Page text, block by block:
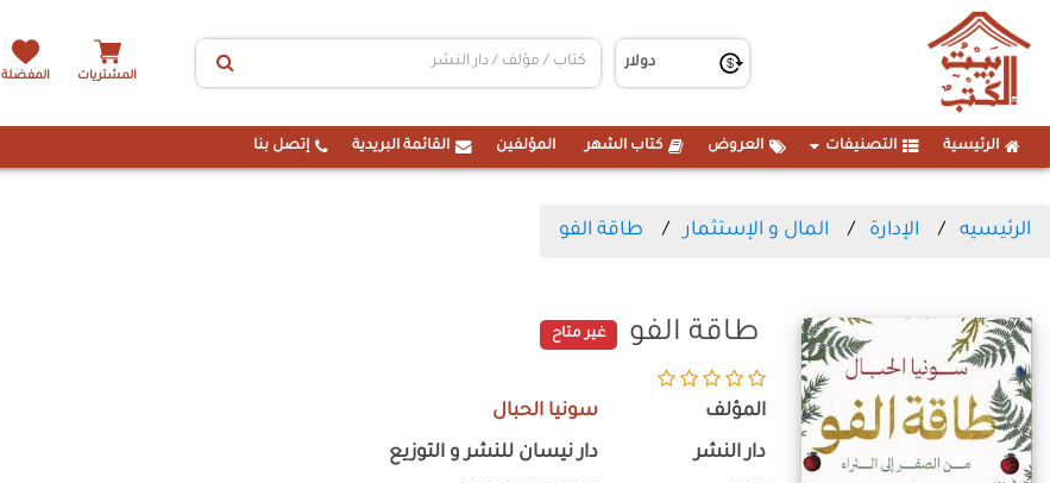
المشتريات المفضلة
الرئيسية التصنيفات العروض كتاب الشهر المؤلفين القائمة البريدية إتصل بنا
الرئيسيه الإدارة المال و الإستثمار طاقة الفو
طاقة الفو غير متاح
المؤلف سونيا الحبال
دار النشر دار نيسان للنشر و التوزيع